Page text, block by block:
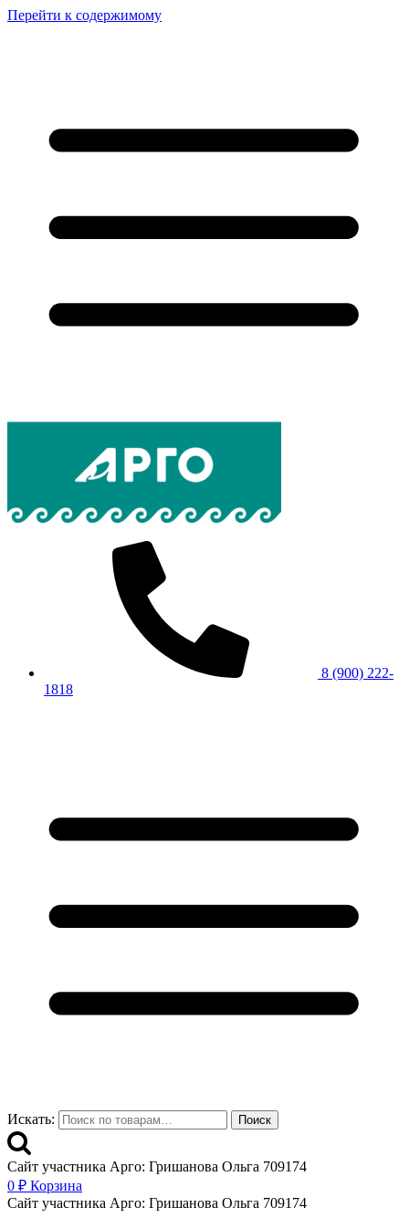
Перейти к содержимому
8 (900) 222-
1818
Искать: Поиск
Сайт участника Арго: Гришанова Ольга 709174
0 ₽ Корзина
Сайт участника Арго: Гришанова Ольга 709174